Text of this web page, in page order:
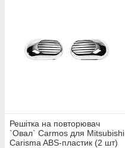
Решітка на повторювач
`Овал` Carmos для Mitsubishi
Carisma ABS-пластик (2 шт)